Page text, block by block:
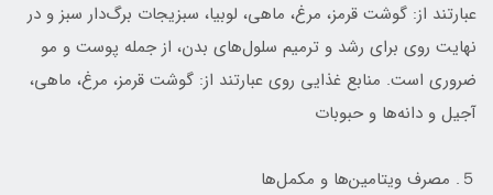
عبارتند از: گوشت قرمز، مرغ، ماهی، لوبیا، سبزیجات برگ‌دار سبز و در
نهایت روی برای رشد و ترمیم سلول‌های بدن، از جمله پوست و مو
ضروری است. منابع غذایی روی عبارتند از: گوشت قرمز، مرغ، ماهی،
آجیل و دانه‌ها و حبوبات
５. مصرف ویتامین‌ها و مکمل‌ها